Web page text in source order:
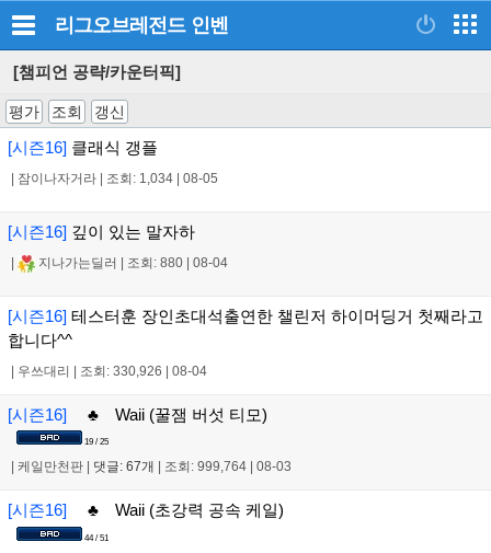
리그오브레전드 인벤
[챔피언 공략/카운터픽]
평가 조회 갱신
[시즌16] 클래식 갱플
잠이나자거라 조회: 1,034 08-05
[시즌16] 깊이 있는 말자하
지나가는딜러 조회: 880 08-04
[시즌16] 테스터훈 장인초대석출연한 챌린저 하이머딩거 첫째라고
합니다^^
우쓰대리 조회: 330,926 08-04
[시즌16] ♣ Waii (꿀잼 버섯 티모)
19 / 25
케일만천판 댓글: 67개 조회: 999,764 08-03
[시즌16] ♣ Waii (초강력 공속 케일)
44 / 51